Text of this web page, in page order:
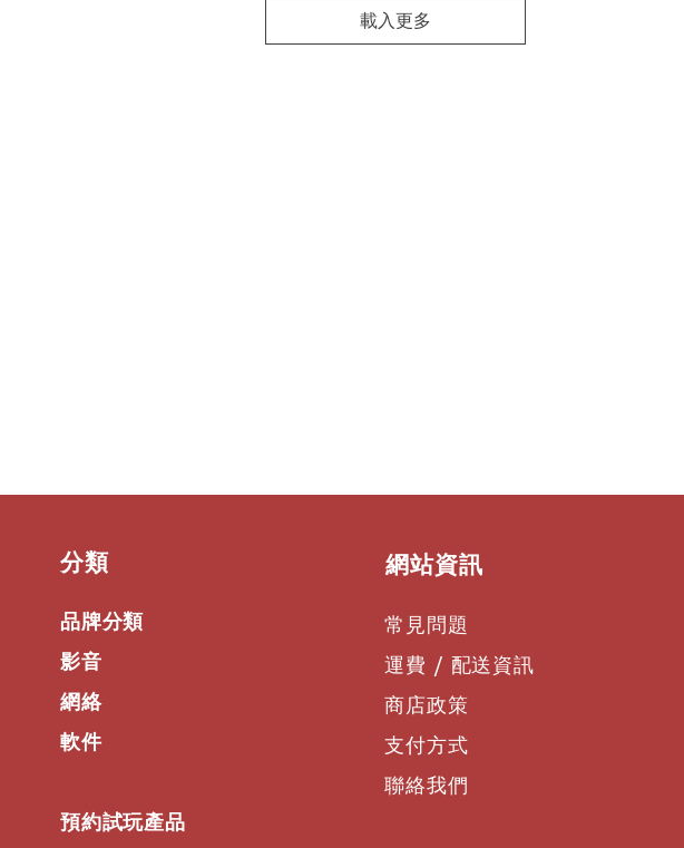
載入更多
​分類
品牌分類
影音
網絡
軟件
預約試玩產品
​網站資訊
常見問題
運費 / 配送資訊
商店政策
支付方式
聯絡我們